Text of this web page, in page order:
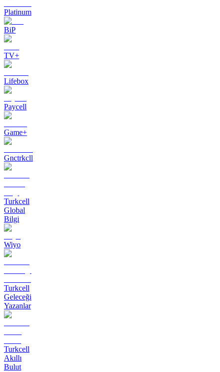
Platinum
BiP
TV+
Lifebox
Paycell
Game+
Gnctrkcll
Turkcell
Global
Bilgi
Wiyo
Turkcell
Geleceği
Yazanlar
Turkcell
Akıllı
Bulut